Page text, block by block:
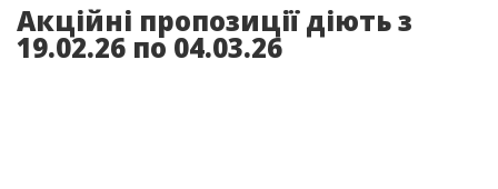
Акційні пропозиції діють з
19.02.26 по 04.03.26